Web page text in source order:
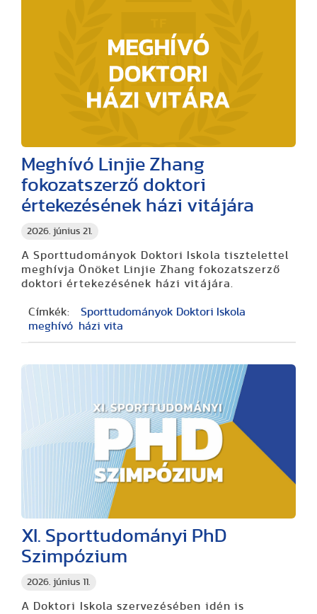
2026. június 21.
Meghívó Linjie Zhang
fokozatszerző doktori
értekezésének házi vitájára
A Sporttudományok Doktori Iskola tisztelettel
meghívja Önöket Linjie Zhang fokozatszerző
doktori értekezésének házi vitájára.
Címkék:
Sporttudományok Doktori Iskola
meghívó
házi vita
2026. június 11.
XI. Sporttudományi PhD
Szimpózium
A Doktori Iskola szervezésében idén is